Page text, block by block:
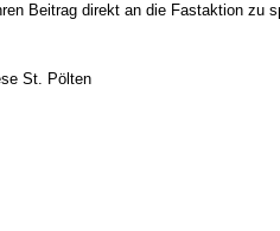
Beitrag direkt an die Fastaktion zu
St. Pölten